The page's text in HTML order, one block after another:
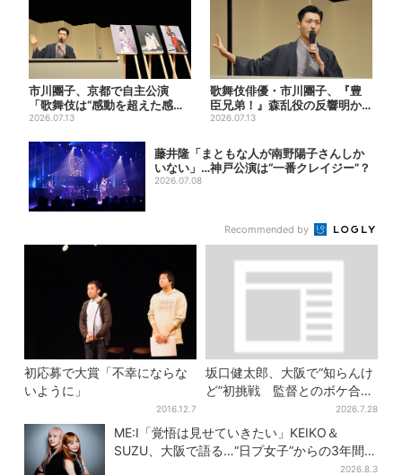
市川團子、京都で自主公演
「歌舞伎は“感動を超えた感
動”がある」戦友・市川染五郎
2026.07.13
歌舞伎俳優・市川團子、『豊
臣兄弟！』森乱役の反響明か
す「素顔の芝居が新鮮と…」
2026.07.13
藤井隆「まともな人が南野陽子さんしか
いない」…神戸公演は“一番クレイジー”？
2026.07.08
Recommended by
初応募で大賞「不幸にならな
いように」
2016.12.7
坂口健太郎、大阪で“知らんけ
ど”初挑戦 監督とのボケ合戦
2026.7.28
ME:I「覚悟は見せていきたい」KEIKO＆
SUZU、大阪で語る…“日プ女子”からの3年間
2026.8.3